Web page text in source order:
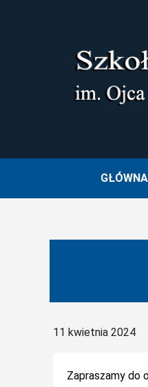
SZKOŁA
GŁÓWNA
Posted
11 kwietnia 2024
Zapraszamy do